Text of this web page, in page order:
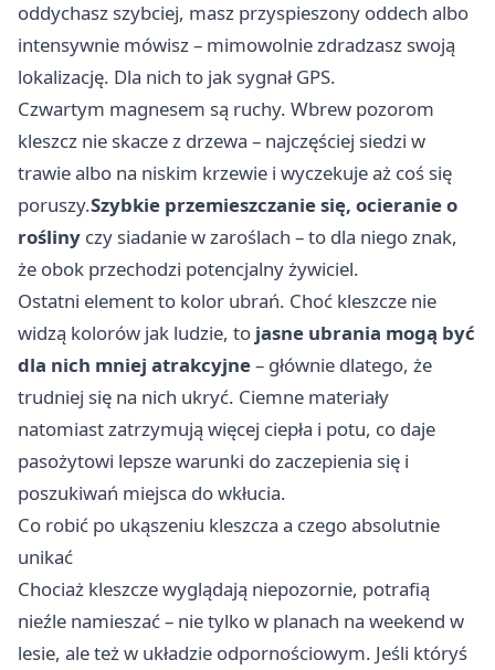
oddychasz szybciej, masz przyspieszony oddech albo
intensywnie mówisz – mimowolnie zdradzasz swoją
lokalizację. Dla nich to jak sygnał GPS.
Czwartym magnesem są ruchy. Wbrew pozorom
kleszcz nie skacze z drzewa – najczęściej siedzi w
trawie albo na niskim krzewie i wyczekuje aż coś się
poruszy.Szybkie przemieszczanie się, ocieranie o
rośliny czy siadanie w zaroślach – to dla niego znak,
że obok przechodzi potencjalny żywiciel.
Ostatni element to kolor ubrań. Choć kleszcze nie
widzą kolorów jak ludzie, to jasne ubrania mogą być
dla nich mniej atrakcyjne– głównie dlatego, że
trudniej się na nich ukryć. Ciemne materiały
natomiast zatrzymują więcej ciepła i potu, co daje
pasożytowi lepsze warunki do zaczepienia się i
poszukiwań miejsca do wkłucia.
Co robić po ukąszeniu kleszcza a czego absolutnie
unikać
Chociaż kleszcze wyglądają niepozornie, potrafią
nieźle namieszać – nie tylko w planach na weekend w
lesie, ale też w układzie odpornościowym. Jeśli któryś